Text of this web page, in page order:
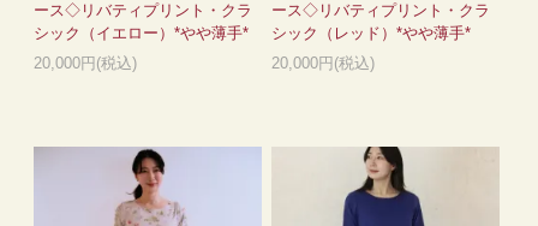
ース◇リバティプリント・クラ
シック（イエロー）*やや薄手*
20,000円(税込)
ース◇リバティプリント・クラ
シック（レッド）*やや薄手*
20,000円(税込)